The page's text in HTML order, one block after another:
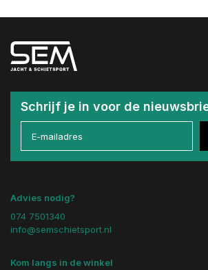
Schrijf je in voor de
Advies nodig?
074 7501340
info@semschietsport.nl
Kom langs in de winkel